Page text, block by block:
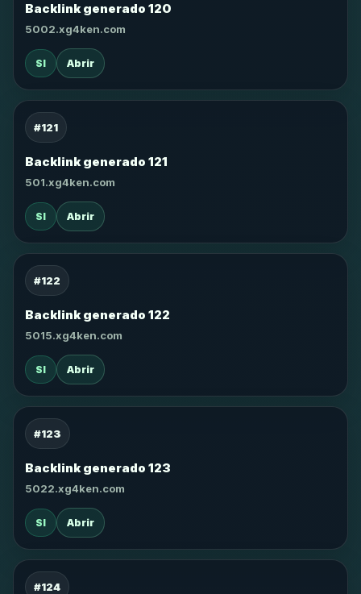
Backlink generado 120
5002.xg4ken.com
SI Abrir
#121
Backlink generado 121
501.xg4ken.com
SI Abrir
#122
Backlink generado 122
5015.xg4ken.com
SI Abrir
#123
Backlink generado 123
5022.xg4ken.com
SI Abrir
#124